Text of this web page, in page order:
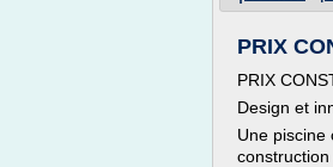
PRIX
PRIX
Design et
Une piscine